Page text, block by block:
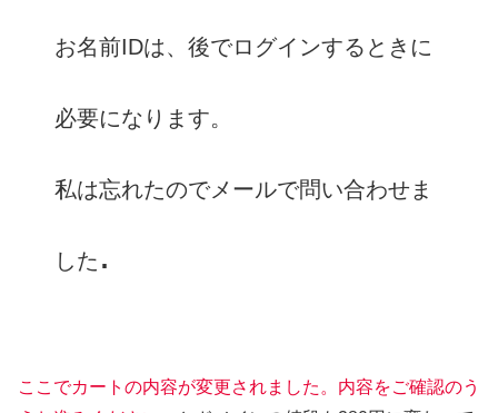
お名前IDは、後でログインするときに
必要になります。
私は忘れたのでメールで問い合わせま
した .
ここでカートの内容が変更されました。内容をご確認のう